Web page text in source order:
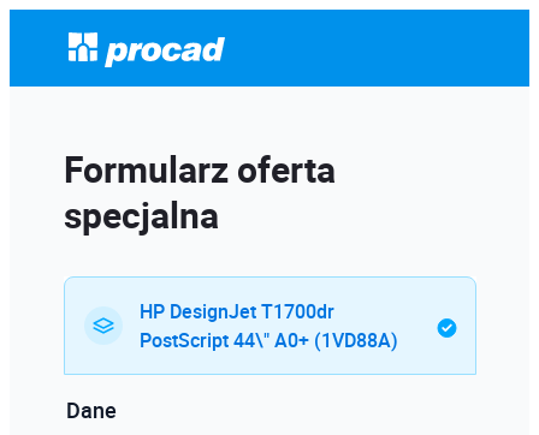
Formularz oferta
specjalna
HP DesignJet T1700dr
PostScript 44\" A0+ (1VD88A)
Dane